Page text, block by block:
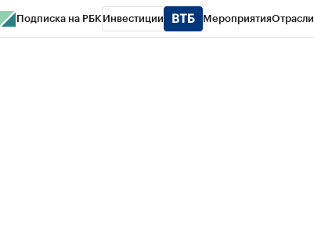
Подписка на РБК Инвестиции МероприятияОтрасли